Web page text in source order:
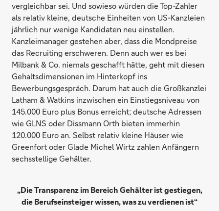
vergleichbar sei. Und sowieso würden die Top-Zahler
als relativ kleine, deutsche Einheiten von US-Kanzleien
jährlich nur wenige Kandidaten neu einstellen.
Kanzleimanager gestehen aber, dass die Mondpreise
das Recruiting erschweren. Denn auch wer es bei
Milbank & Co. niemals geschafft hätte, geht mit diesen
Gehaltsdimensionen im Hinterkopf ins
Bewerbungsgespräch. Darum hat auch die Großkanzlei
Latham & Watkins inzwischen ein Einstiegsniveau von
145.000 Euro plus Bonus erreicht; deutsche Adressen
wie GLNS oder Dissmann Orth bieten immerhin
120.000 Euro an. Selbst relativ kleine Häuser wie
Greenfort oder Glade Michel Wirtz zahlen Anfängern
sechsstellige Gehälter.
„Die Transparenz im Bereich Gehälter ist gestiegen,
die Berufseinsteiger wissen, was zu verdienen ist“